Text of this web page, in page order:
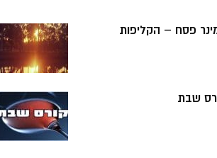
פסח – הקליפות
שבת